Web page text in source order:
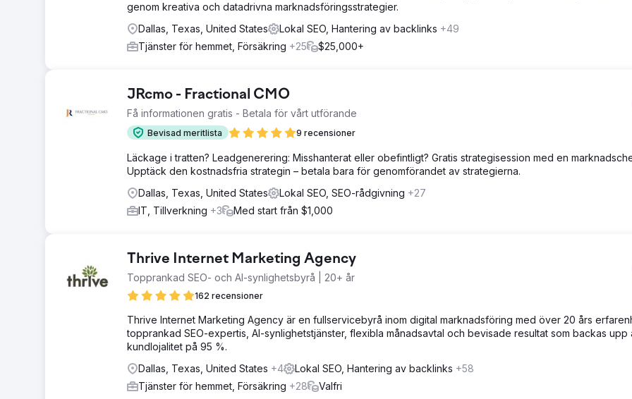
genom kreativa och datadrivna marknadsföringsstrategier.
Dallas, Texas, United States
Lokal SEO, Hantering av backlinks +49
Tjänster för hemmet, Försäkring +25 $25,000+
JRcmo - Fractional CMO
Få informationen gratis - Betala för vårt utförande
Bevisad meritlista 9 recensioner
Läckage i tratten? Leadgenerering: Misshanterat eller obefintligt? Gratis strategisession med en
Upptäck den kostnadsfria strategin – betala bara för genomförandet av strategierna.
Dallas, Texas, United States
Lokal SEO, SEO-rådgivning +27
IT, Tillverkning +3 Med start från $1,000
Thrive Internet Marketing Agency
Topprankad SEO- och AI-synlighetsbyrå | 20+ år
162 recensioner
Thrive Internet Marketing Agency är en fullservicebyrå inom digital marknadsföring med över 20 års
topprankad SEO-expertis, AI-synlighetstjänster, flexibla månadsavtal och bevisade resultat som backas upp
kundlojalitet på 95 %.
Dallas, Texas, United States +4 Lokal SEO, Hantering av backlinks +58
Tjänster för hemmet, Försäkring +28 Valfri